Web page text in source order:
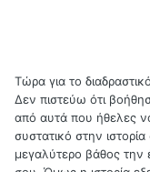
Τώρα για το
Δεν πιστεύω ότι
από αυτά που ήθελες
συστατικό στην
μεγαλύτερο βάθος την